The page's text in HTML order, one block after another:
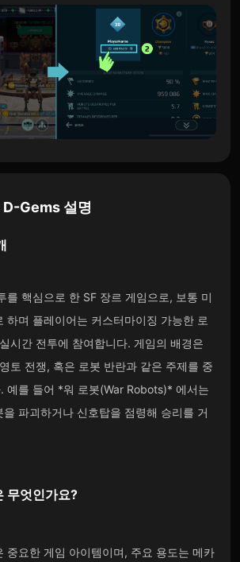
D-Gems설명
를 핵심으로 한 SF 장르 게임으로, 보통 미
하며 플레이어는 커스터마이징 가능한 로
시간 전투에 참여합니다. 게임의 배경은
토 전쟁, 혹은 로봇 반란과 같은 주제를 중
예를 들어 *워 로봇(War Robots)* 에서는
파괴하거나 신호탑을 점령해 승리를 거
무엇인가요?
중요한 게임 아이템이며, 주요 용도는 메카